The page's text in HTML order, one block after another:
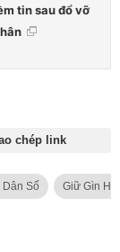
tin sau đổ vỡ
chép link
Số Giữ Gìn